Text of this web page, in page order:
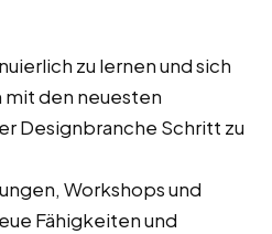
zu lernen und sich
den neuesten
Designbranche Schritt zu
Workshops und
Fähigkeiten und